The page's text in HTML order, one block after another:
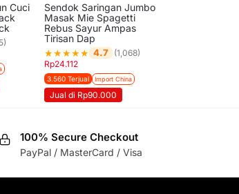
Cuci
Sendok Saringan Jumbo
Masak Mie Spagetti
Rebus Sayur Ampas
Tirisan Dap
★★★★★ 4.7
(1,068)
Rp24.112
3.560 Terjual Import China
Jual di Rp90.000
100% Secure Checkout
PayPal / MasterCard / Visa